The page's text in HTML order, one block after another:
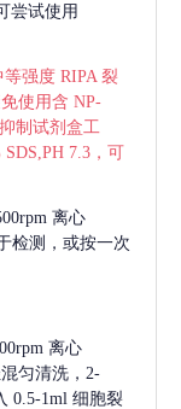
尝试使用
强度 RIPA 裂
使用含 NP-
制试剂盒工
7.3，可
离心
检测，或按一次
离心
匀清洗，2-
0.5-1ml 细胞裂